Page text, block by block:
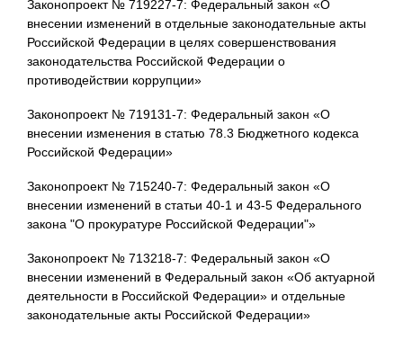
Законопроект № 719227-7: Федеральный закон «О
внесении изменений в отдельные законодательные акты
Российской Федерации в целях совершенствования
законодательства Российской Федерации о
противодействии коррупции»
Законопроект № 719131-7: Федеральный закон «О
внесении изменения в статью 78.3 Бюджетного кодекса
Российской Федерации»
Законопроект № 715240-7: Федеральный закон «О
внесении изменений в статьи 40-1 и 43-5 Федерального
закона "О прокуратуре Российской Федерации"»
Законопроект № 713218-7: Федеральный закон «О
внесении изменений в Федеральный закон «Об актуарной
деятельности в Российской Федерации» и отдельные
законодательные акты Российской Федерации»